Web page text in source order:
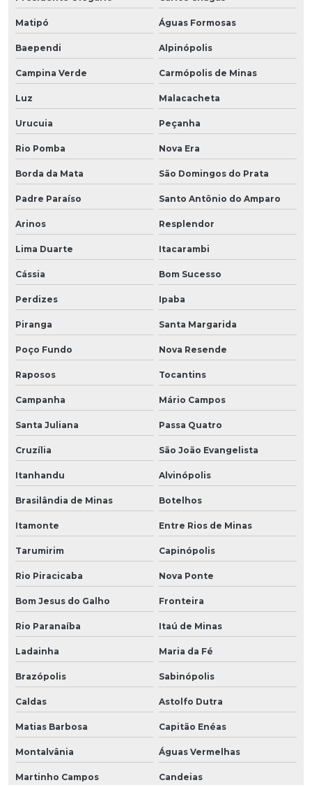
Matipó Águas Formosas
Baependi Alpinópolis
Campina Verde Carmópolis de Minas
Luz Malacacheta
Urucuia Peçanha
Rio Pomba Nova Era
Borda da Mata São Domingos do Prata
Padre Paraíso Santo Antônio do Amparo
Arinos Resplendor
Lima Duarte Itacarambi
Cássia Bom Sucesso
Perdizes Ipaba
Piranga Santa Margarida
Poço Fundo Nova Resende
Raposos Tocantins
Campanha Mário Campos
Santa Juliana Passa Quatro
Cruzília São João Evangelista
Itanhandu Alvinópolis
Brasilândia de Minas Botelhos
Itamonte Entre Rios de Minas
Tarumirim Capinópolis
Rio Piracicaba Nova Ponte
Bom Jesus do Galho Fronteira
Rio Paranaíba Itaú de Minas
Ladainha Maria da Fé
Brazópolis Sabinópolis
Caldas Astolfo Dutra
Matias Barbosa Capitão Enéas
Montalvânia Águas Vermelhas
Martinho Campos Candeias